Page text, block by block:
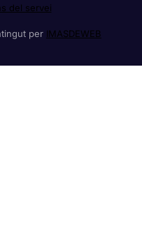
del servei
per IMASDEWEB